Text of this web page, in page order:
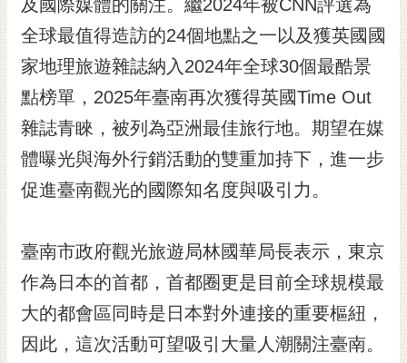
電
子
報
市
民
信
箱
English
本
隱
私
權
及國際媒體的關注。繼2024年被CNN評選為
全球最值得造訪的24個地點之一以及獲英國國
家地理旅遊雜誌納入2024年全球30個最酷景
點榜單，2025年臺南再次獲得英國Time Out
雜誌青睞，被列為亞洲最佳旅行地。期望在媒
體曝光與海外行銷活動的雙重加持下，進一步
促進臺南觀光的國際知名度與吸引力。
臺南市政府觀光旅遊局林國華局長表示，東京
作為日本的首都，首都圈更是目前全球規模最
大的都會區同時是日本對外連接的重要樞紐，
因此，這次活動可望吸引大量人潮關注臺南。